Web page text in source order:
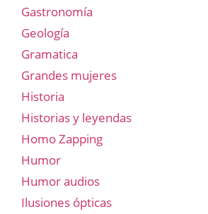
Gastronomía
Geología
Gramatica
Grandes mujeres
Historia
Historias y leyendas
Homo Zapping
Humor
Humor audios
Ilusiones ópticas